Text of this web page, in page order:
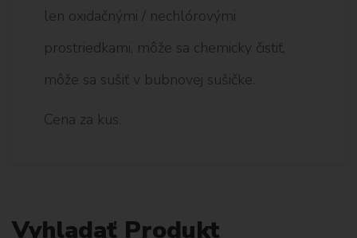
len oxidačnými / nechlórovými
prostriedkami, môže sa chemicky čistiť,
môže sa sušiť v bubnovej sušičke.
Cena za kus.
Vyhladať Produkt